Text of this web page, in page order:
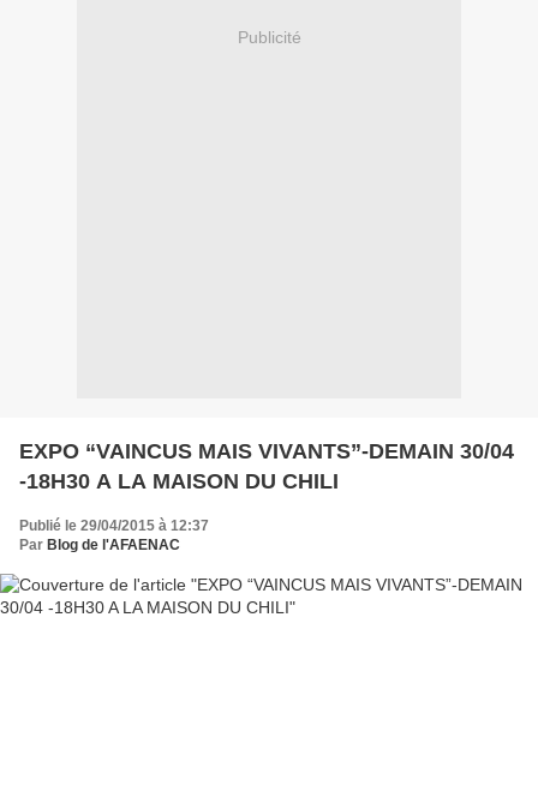
Publicité
EXPO “VAINCUS MAIS VIVANTS”-DEMAIN 30/04
-18H30 A LA MAISON DU CHILI
Publié le 29/04/2015 à 12:37
Par Blog de l'AFAENAC